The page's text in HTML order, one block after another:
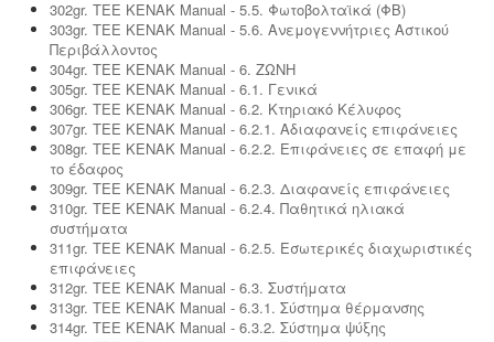
302gr. ΤΕΕ ΚΕΝΑΚ Manual - 5.5. Φωτοβολταϊκά (ΦΒ)
303gr. ΤΕΕ ΚΕΝΑΚ Manual - 5.6. Ανεμογεννήτριες Αστικού
Περιβάλλοντος
304gr. ΤΕΕ ΚΕΝΑΚ Manual - 6. ΖΩΝΗ
305gr. ΤΕΕ ΚΕΝΑΚ Manual - 6.1. Γενικά
306gr. ΤΕΕ ΚΕΝΑΚ Manual - 6.2. Κτηριακό Κέλυφος
307gr. ΤΕΕ ΚΕΝΑΚ Manual - 6.2.1. Αδιαφανείς επιφάνειες
308gr. ΤΕΕ ΚΕΝΑΚ Manual - 6.2.2. Επιφάνειες σε επαφή με
το έδαφος
309gr. ΤΕΕ ΚΕΝΑΚ Manual - 6.2.3. Διαφανείς επιφάνειες
310gr. ΤΕΕ ΚΕΝΑΚ Manual - 6.2.4. Παθητικά ηλιακά
συστήματα
311gr. ΤΕΕ ΚΕΝΑΚ Manual - 6.2.5. Εσωτερικές διαχωριστικές
επιφάνειες
312gr. ΤΕΕ ΚΕΝΑΚ Manual - 6.3. Συστήματα
313gr. ΤΕΕ ΚΕΝΑΚ Manual - 6.3.1. Σύστημα θέρμανσης
314gr. ΤΕΕ ΚΕΝΑΚ Manual - 6.3.2. Σύστημα ψύξης